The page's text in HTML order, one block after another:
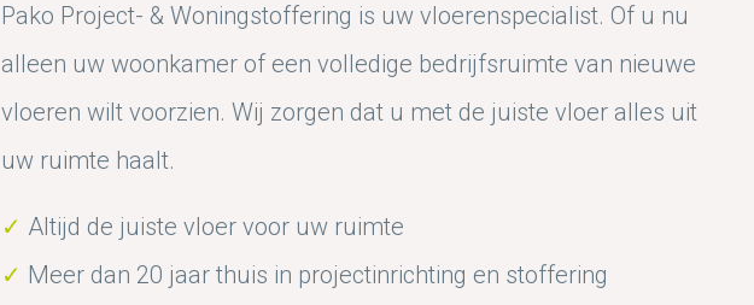
Pako Project- & Woningstoffering is uw vloerenspecialist. Of u nu
alleen uw woonkamer of een volledige bedrijfsruimte van nieuwe
vloeren wilt voorzien. Wij zorgen dat u met de juiste vloer alles uit
uw ruimte haalt.
✓ Altijd de juiste vloer voor uw ruimte
✓ Meer dan 20 jaar thuis in projectinrichting en stoffering